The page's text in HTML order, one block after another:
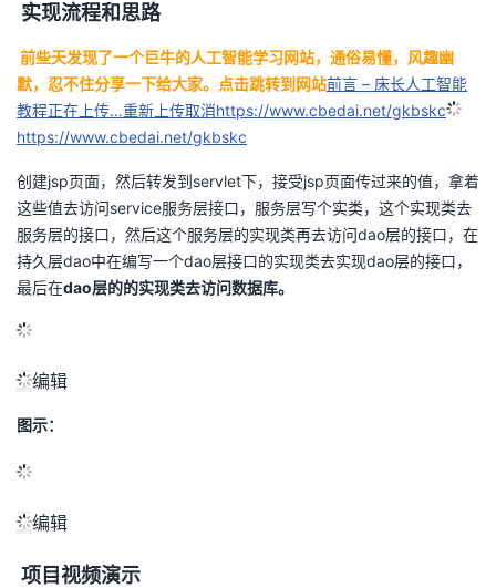
实现流程和思路
前些天发现了一个巨牛的人工智能学习网站，通俗易懂，风趣幽
默，忍不住分享一下给大家。点击跳转到网站前言 – 床长人工智能
教程正在上传…重新上传取消https://www.cbedai.net/gkbskc
https://www.cbedai.net/gkbskc
创建jsp页面，然后转发到servlet下，接受jsp页面传过来的值，拿着
这些值去访问service服务层接口，服务层写个实类，这个实现类去
服务层的接口，然后这个服务层的实现类再去访问dao层的接口，在
持久层dao中在编写一个dao层接口的实现类去实现dao层的接口，
最后在dao层的的实现类去访问数据库。
编辑
图示：
编辑
项目视频演示